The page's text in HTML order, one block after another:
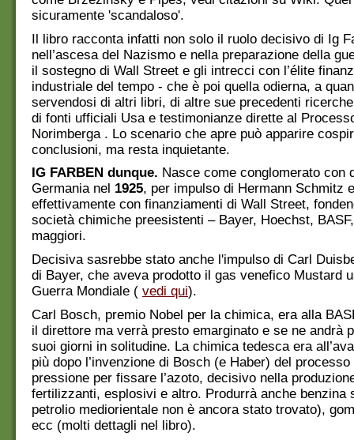
sicuramente 'scandaloso'.
Il libro racconta infatti non solo il ruolo decisivo di Ig
nell’ascesa del Nazismo e nella preparazione della
il sostegno di Wall Street e gli intrecci con l’élite
industriale del tempo - che è poi quella odierna, a
servendosi di altri libri, di altre sue precedenti
di fonti ufficiali Usa e testimonianze dirette al
Norimberga . Lo scenario che apre può apparire
conclusioni, ma resta inquietante.
IG FARBEN dunque. Nasce come conglomerato con
Germania nel 1925, per impulso di Hermann Schmitz
effettivamente con finanziamenti di Wall Street,
società chimiche preesistenti – Bayer, Hoechst,
maggiori.
Decisiva sasrebbe stato anche l'impulso di Carl
di Bayer, che aveva prodotto il gas venefico Mustard
Guerra Mondiale ( vedi qui).
Carl Bosch, premio Nobel per la chimica, era alla
il direttore ma verrà presto emarginato e se ne andrà
suoi giorni in solitudine. La chimica tedesca era
più dopo l’invenzione di Bosch (e Haber) del processo
pressione per fissare l’azoto, decisivo nella
fertilizzanti, esplosivi e altro. Produrrà anche benzina
petrolio mediorientale non è ancora stato trovato),
ecc (molti dettagli nel libro).